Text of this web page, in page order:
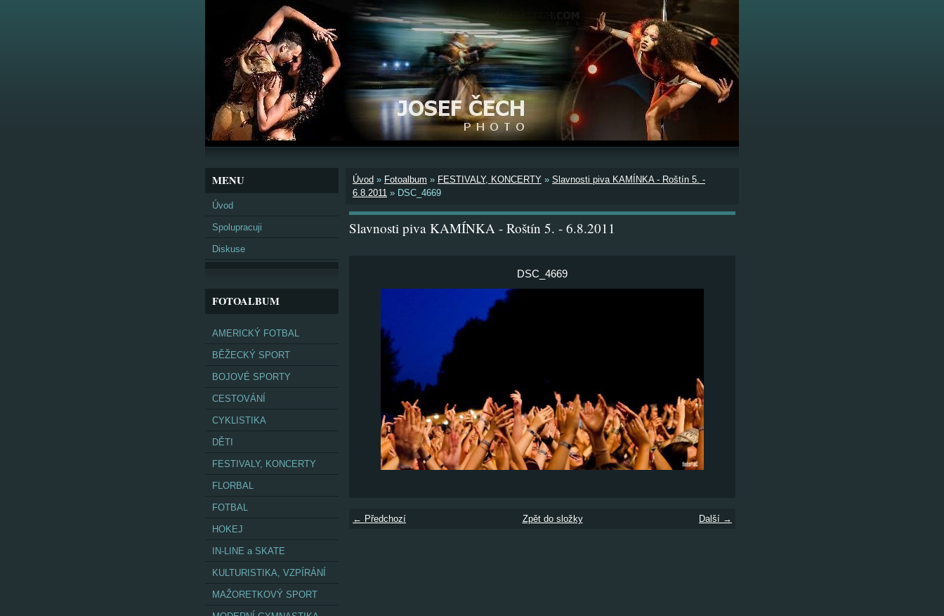
MENU
Úvod
Spolupracuji
Diskuse
FOTOALBUM
AMERICKÝ FOTBAL
BĚŽECKÝ SPORT
BOJOVÉ SPORTY
CESTOVÁNÍ
CYKLISTIKA
DĚTI
FESTIVALY, KONCERTY
FLORBAL
FOTBAL
HOKEJ
IN-LINE a SKATE
KULTURISTIKA, VZPÍRÁNÍ
MAŽORETKOVÝ SPORT
Úvod » Fotoalbum » FESTIVALY, KONCERTY » Slavnosti piva KAMÍNKA - Roštín 5. -
6.8.2011 » DSC_4669
Slavnosti piva KAMÍNKA - Roštín 5. - 6.8.2011
DSC_4669
← Předchozí Další →
Zpět do složky